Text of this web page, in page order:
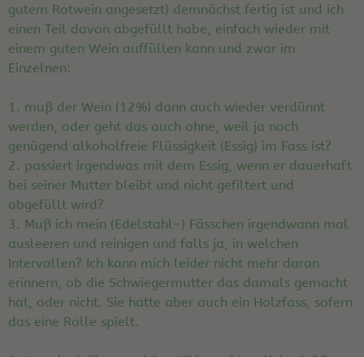
gutem Rotwein angesetzt) demnächst fertig ist und ich
einen Teil davon abgefüllt habe, einfach wieder mit
einem guten Wein auffüllen kann und zwar im
Einzelnen:
1. muß der Wein (12%) dann auch wieder verdünnt
werden, oder geht das auch ohne, weil ja noch
genügend alkoholfreie Flüssigkeit (Essig) im Fass ist?
2. passiert irgendwas mit dem Essig, wenn er dauerhaft
bei seiner Mutter bleibt und nicht gefiltert und
abgefüllt wird?
3. Muß ich mein (Edelstahl-) Fässchen irgendwann mal
ausleeren und reinigen und falls ja, in welchen
Intervallen? Ich kann mich leider nicht mehr daran
erinnern, ob die Schwiegermutter das damals gemacht
hat, oder nicht. Sie hatte aber auch ein Holzfass, sofern
das eine Rolle spielt.